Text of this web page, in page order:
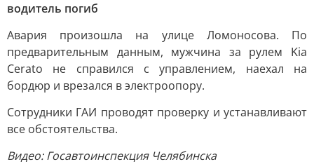
водитель погиб
Авария произошла на улице Ломоносова. По
предварительным данным, мужчина за рулем Kia
Cerato не справился с управлением, наехал на
бордюр и врезался в электроопору.
Сотрудники ГАИ проводят проверку и устанавливают
все обстоятельства.
Видео: Госавтоинспекция Челябинска